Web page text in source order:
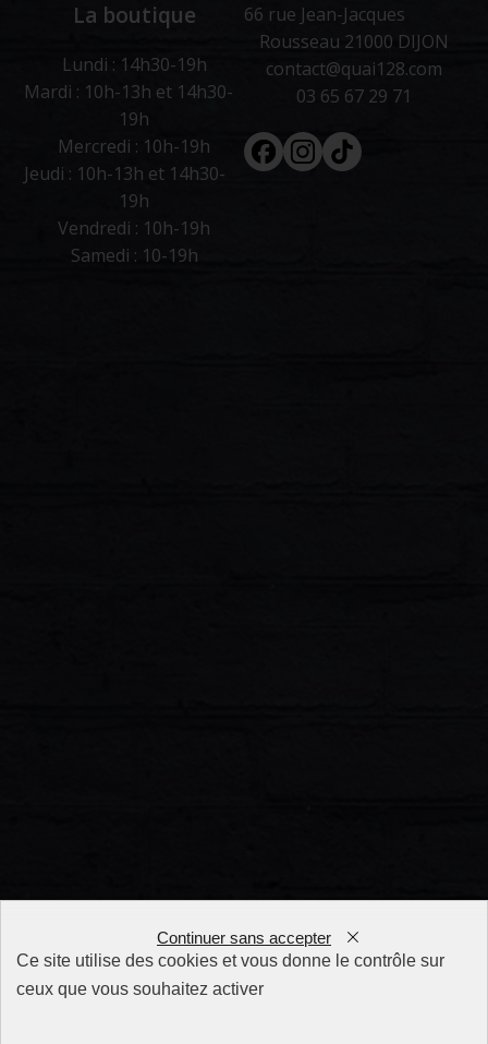
La boutique
Lundi : 14h30-19h
Mardi : 10h-13h et 14h30-
19h
Mercredi : 10h-19h
Jeudi : 10h-13h et 14h30-
19h
Vendredi : 10h-19h
Samedi : 10-19h
66 rue Jean-Jacques
Rousseau 21000 DIJON
contact@quai128.com
03 65 67 29 71
FacebookInstagram
Tiktok
Ce site utilise des cookies et vous donne le contrôle sur
ceux que vous souhaitez activer
Continuer sans accepter